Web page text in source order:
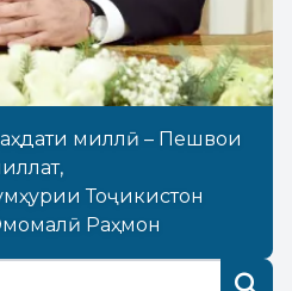
миллӣ – Пешвои
Тоҷикистон
Раҳмон